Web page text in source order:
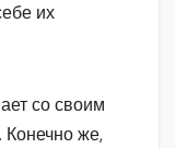
их
со своим
Конечно же,